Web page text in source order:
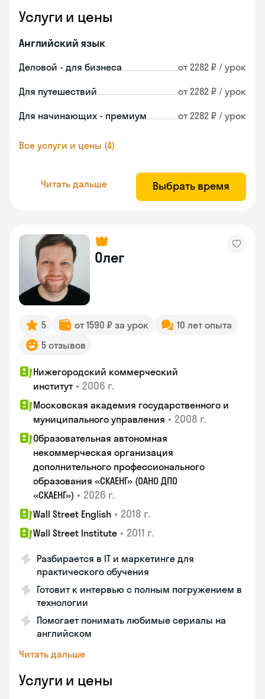
Услуги и цены
Английский язык
Деловой - для бизнеса от 2282 ₽ / урок
Для путешествий от 2282 ₽ / урок
Для начинающих - премиум от 2282 ₽ / урок
Все услуги и цены (4)
Читать дальше Выбрать время
Олег
5 от 1590 ₽ за урок
10 лет опыта
5 отзывов
Нижегородский коммерческий
институт • 2006 г.
Московская академия государственного и
муниципального управления • 2008 г.
Образовательная автономная
некоммерческая организация
дополнительного профессионального
образования «СКАЕНГ» (ОАНО ДПО
«СКАЕНГ») • 2026 г.
Wall Street English • 2018 г.
Wall Street Institute • 2011 г.
Разбирается в IT и маркетинге для
практического обучения
Готовит к интервью с полным погружением в
технологии
Помогает понимать любимые сериалы на
английском
Читать дальше
Услуги и цены